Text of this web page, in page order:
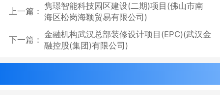
上一篇：
隽璟智能科技园区建设(二期)项目(佛山市南
海区松岗海颖贸易有限公司)
下一篇：
金融机构武汉总部装修设计项目(EPC)(武汉金
融控股(集团)有限公司)